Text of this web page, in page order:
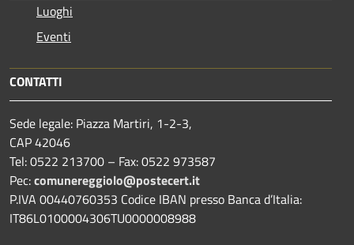
Luoghi
Eventi
CONTATTI
Sede legale: Piazza Martiri, 1-2-3,
CAP 42046
Tel: 0522 213700 – Fax: 0522 973587
Pec:comunereggiolo@postecert.it
P.IVA 00440760353 Codice IBAN presso Banca d’Italia:
IT86L0100004306TU0000008988